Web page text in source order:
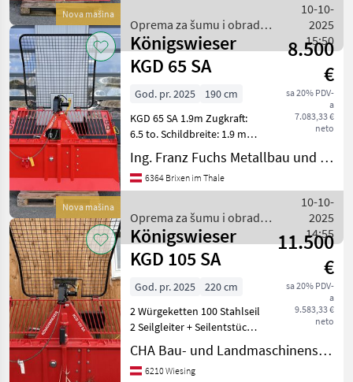
Nova mašina
Handbediengerät -Seil
Ø10mm
Oprema za šumu i obradu
drveta / Königswieser
10-10-
2025
15:50
Nova mašina
Königswieser
KGD 65 SA
8.500
€
sa 20% PDV-
a
7.083,33 €
neto
God. pr. 2025
190 cm
KGD 65 SA 1.9m Zugkraft:
6.5 to. Schildbreite: 1.9 m
Inkl. unterer Seileinlauf,
Anhangkupplung,
Seilausstoß,
Handbediengerät Seil
Ø11mm
Ing. Franz Fuchs Metallbau und Landtechnik GmbH & CoKG
6364 Brixen im Thale
Oprema za šumu i obradu
drveta / Königswieser
10-10-
2025
14:55
Königswieser
KGD 105 SA
11.500
€
sa 20% PDV-
a
9.583,33 €
neto
God. pr. 2025
220 cm
2 Würgeketten 100 Stahlseil
2 Seilgleiter + Seilentstück
Gelenkwelle Unterlenker
und Oberlenkerkugeln
Motorsägenhalterung
CHA Bau- und Landmaschinenservice
6210 Wiesing